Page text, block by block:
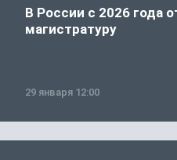
В России с 2026 года
магистратуру
29 января 12:00